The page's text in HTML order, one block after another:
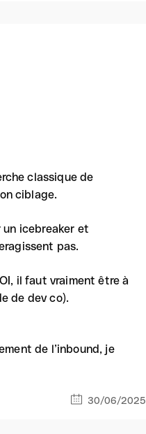
classique de
ciblage.
icebreaker et
pas.
il faut vraiment être à
de dev co).
de l’inbound, je
30/06/2025